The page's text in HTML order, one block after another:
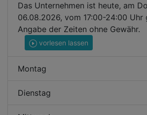
Das Unternehmen ist heute, am
06.08.2026, vom 17:00-24:00 Uhr
Angabe der Zeiten ohne Gewähr.
vorlesen lassen
Montag
Dienstag